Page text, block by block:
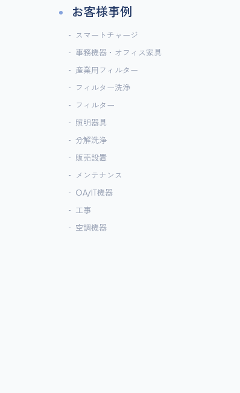
お客様事例
スマートチャージ
事務機器・オフィス家具
産業用フィルター
フィルター洗浄
フィルター
照明器具
分解洗浄
販売設置
メンテナンス
OA/IT機器
工事
空調機器